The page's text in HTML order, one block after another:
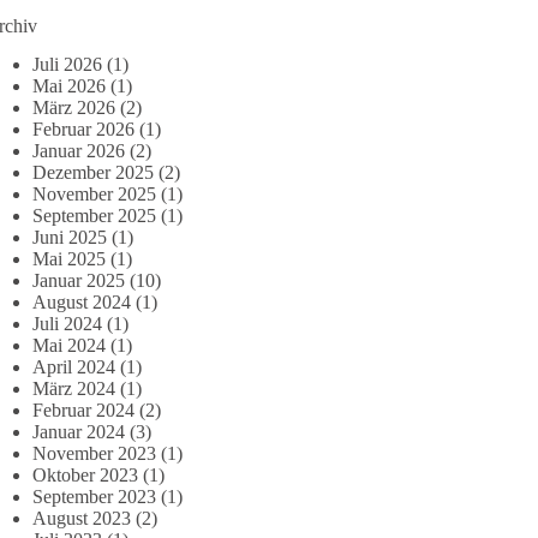
Juli 2026 (1)
Mai 2026 (1)
März 2026 (2)
Februar 2026 (1)
Januar 2026 (2)
Dezember 2025 (2)
November 2025 (1)
September 2025 (1)
Juni 2025 (1)
Mai 2025 (1)
Januar 2025 (10)
August 2024 (1)
Juli 2024 (1)
Mai 2024 (1)
April 2024 (1)
März 2024 (1)
Februar 2024 (2)
Januar 2024 (3)
November 2023 (1)
Oktober 2023 (1)
September 2023 (1)
August 2023 (2)